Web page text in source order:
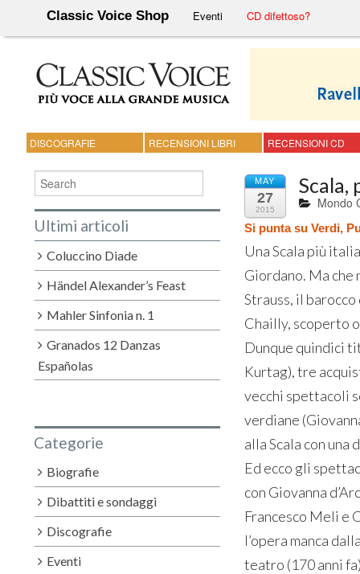
Classic Voice Shop Eventi CD difettoso?
DISCOGRAFIE RECENSIONI LIBRI RECENSIONI CD
MAY
27
2015
Scala,
Mondo
Si punta su Verdi,
Una Scala più
Giordano. Ma
Strauss, il
Chailly, scoperto
Dunque quindici
Kurtag), tre
vecchi spettacoli
verdiane
alla Scala con una
Ed ecco gli
con Giovanna
Francesco Meli e
l’opera manca
teatro (170 anni
Ultimi articoli
Coluccino Diade
Händel Alexander’s Feast
Mahler Sinfonia n. 1
Granados 12 Danzas
Españolas
Categorie
Biografie
Dibattiti e sondaggi
Discografie
Eventi